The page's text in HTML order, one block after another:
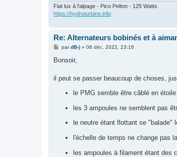
Fiat lux à l'alpage - Pico Pelton - 125 Watts
https://hydroturbine.info
Re: Alternateurs bobinés et à
M
s
g
e
pardB-)» 06 déc. 2022, 23:16
Bonsoir,
il peut se passer beaucoup de choses,
le PMG semble être câblé en étoile
les 3 ampoules ne semblent pas
le neutre étant flottant se "balade"
l'échelle de temps ne change pas
les ampoules à filament étant des